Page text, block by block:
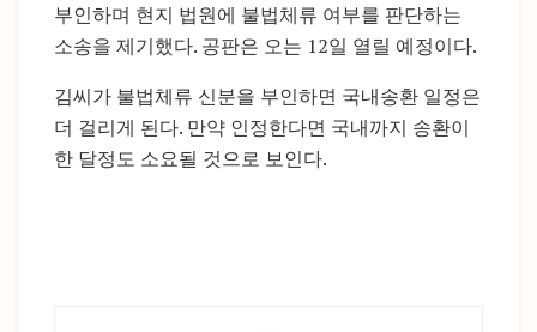
부인하며 현지 법원에 불법체류 여부를 판단하는
소송을 제기했다. 공판은 오는 12일 열릴 예정이다.
김씨가 불법체류 신분을 부인하면 국내송환 일정은
더 걸리게 된다. 만약 인정한다면 국내까지 송환이
한 달정도 소요될 것으로 보인다.